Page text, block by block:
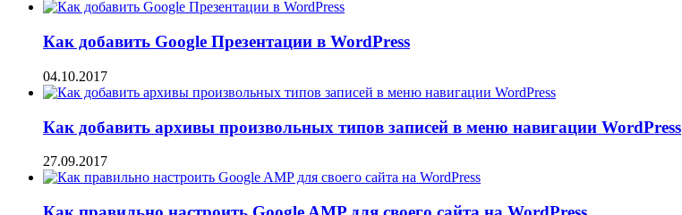
Как добавить Google Презентации в WordPress
04.10.2017
Как добавить архивы произвольных типов записей в меню навигации WordPress
27.09.2017